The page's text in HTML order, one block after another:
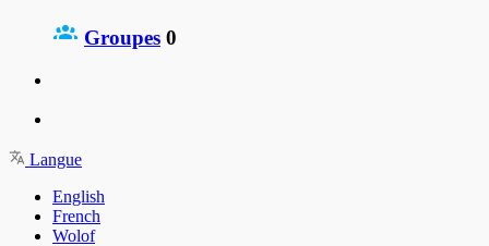
Groupes 0
Langue
English
French
Wolof